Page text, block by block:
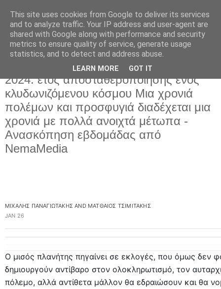
Δευτέρα 29 Ιανουαρίου 2024
2024: έτος αποσταθεροποίησης ενός
κλυδωνιζόμενου κόσμου Μια χρονιά
πολέμων και προσφυγιά διαδέχεται μια
χρονιά με πολλά ανοιχτά μέτωπα -
Ανασκόπηση εβδομάδας από
NemaMedia
ΜΙΧΑΛΗΣ ΠΑΝΑΓΙΩΤΑΚΗΣ AND ΜΑΤΘΑΙΟΣ ΤΣΙΜΙΤΑΚΗΣ
JAN 26
Ο μισός πλανήτης πηγαίνει σε εκλογές, που όμως δεν
δημιουργούν αντίβαρο στον ολοκληρωτισμό, τον
πόλεμο, αλλά αντίθετα μάλλον θα εδραιώσουν και θα
This site uses cookies from Google to deliver its services
and to analyze traffic. Your IP address and user-agent are
shared with Google along with performance and security
metrics to ensure quality of service, generate usage
statistics, and to detect and address abuse.
LEARN MORE GOT IT